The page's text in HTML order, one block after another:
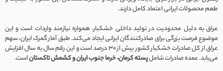
طعم محصولات ایرانی اعتماد کامل دارند.
عراق به دلیل محدودیت در تولید داخلی خشکبار، همواره نیازمند واردات است و این
موضوع فرصت بزرگی برای صادرکنندگان ایرانی ایجاد می‌کند. طبق آمار گمرک ایران، سهم
عراق از کل صادرات خشکبار کشور بیش از 30 درصد است و این رقم سال به سال افزایش
می‌یابد. عمده صادرات شاملپسته کرمان، خرما جنوب ایران و کشمش تاکستاناست.